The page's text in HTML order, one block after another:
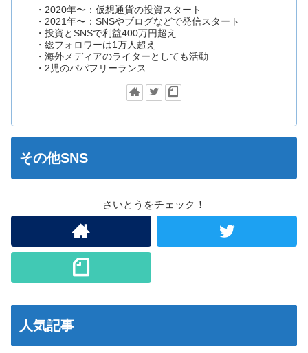
・2020年〜：仮想通貨の投資スタート
・2021年〜：SNSやブログなどで発信スタート
・投資とSNSで利益400万円超え
・総フォロワーは1万人超え
・海外メディアのライターとしても活動
・2児のパパフリーランス
その他SNS
さいとうをチェック！
人気記事